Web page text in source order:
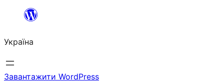
Перейти
вмісту
Україна
Завантажити WordPress